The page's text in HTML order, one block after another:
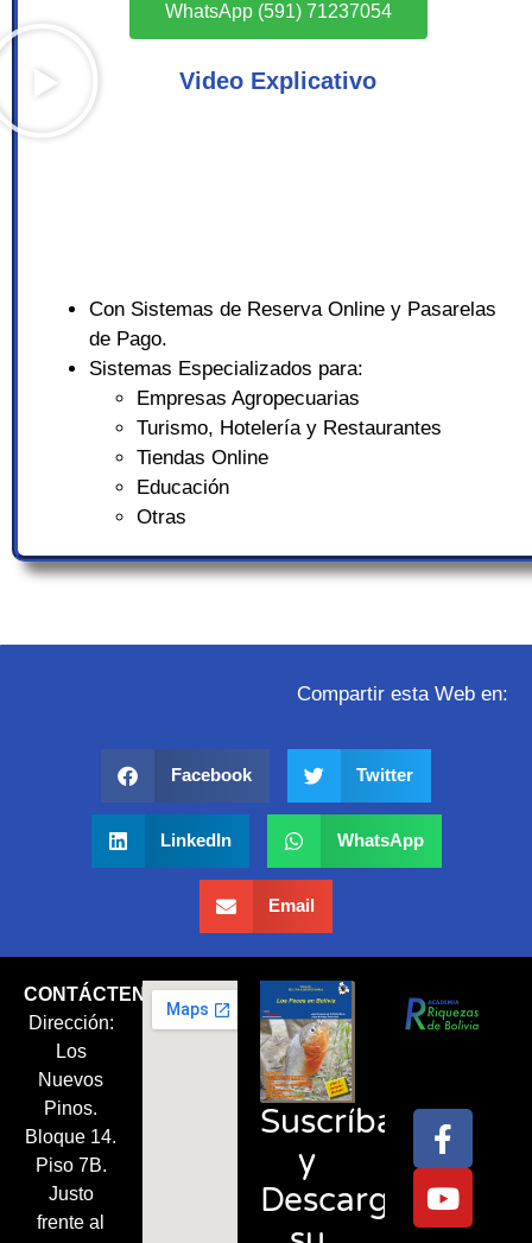
WhatsApp (591) 71237054
Video Explicativo
Con Sistemas de Reserva Online y Pasarelas
de Pago.
Sistemas Especializados para:
Empresas Agropecuarias
Turismo, Hotelería y Restaurantes
Tiendas Online
Educación
Otras
Compartir esta Web en:
Facebook Twitter
LinkedIn WhatsApp
Email
CONTÁCTENOS
Dirección:
Los
Nuevos
Pinos.
Bloque 14.
Piso 7B.
Justo
frente al
Suscríbase
y
Descargue